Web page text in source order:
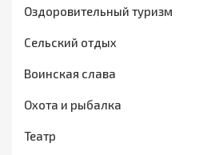
Оздоровительный туризм
Сельский отдых
Воинская слава
Охота и рыбалка
Театр